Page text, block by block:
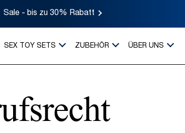
Sale - bis zu 30% Rabatt
SEX TOY SETS ZUBEHÖR ÜBER UNS